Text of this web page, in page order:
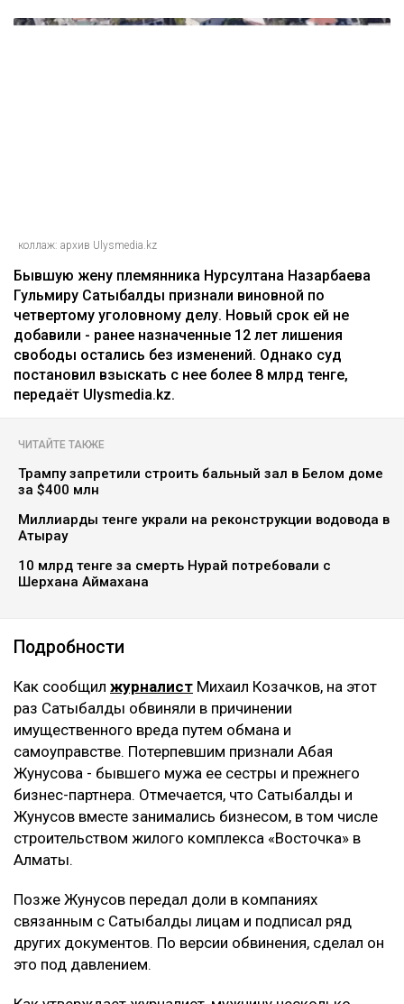
Главная Новости
Гульмиру Сатыбалды осудили по
еще одному делу - суд постановил
взыскать более 8 млрд
коллаж: архив Ulysmedia.kz
Бывшую жену племянника Нурсултана Назарбаева
Гульмиру Сатыбалды признали виновной по
добавили - ранее назначенные 12 лет лишения
свободы остались без изменений. Однако суд
постановил взыскать с нее более 8 млрд тенге,
передаёт Ulysmedia.kz.